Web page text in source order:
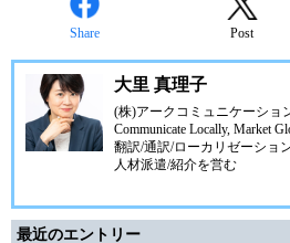
Share Post
大里 真理子
(株)アークコミュニケーショ
Communicate Locally, Market
翻訳/通訳/ローカリゼーショ
人材派遣/紹介を営む
最近のエントリー